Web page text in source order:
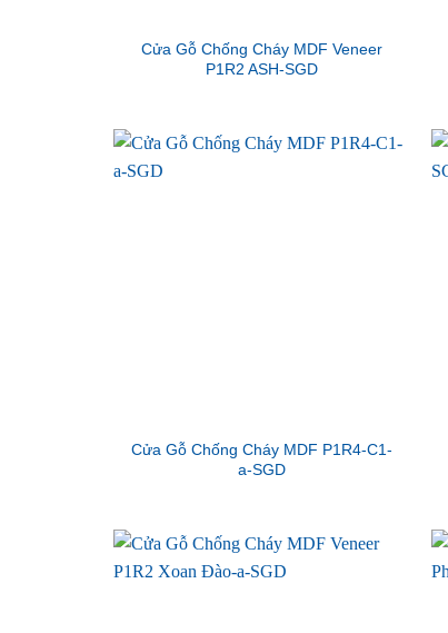
Cửa Gỗ Chống Cháy MDF Veneer
P1R2 ASH-SGD
Cửa Gỗ Chống Cháy MDF P1R4-C1-
a-SGD